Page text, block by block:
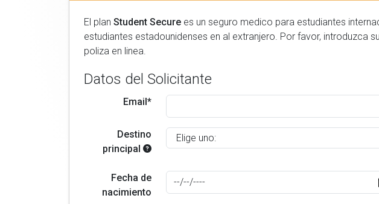
El plan Student Secure es un seguro medico para estudiantes internacionales. Esto incluye estudiantes
estudiantes estadounidenses en al extranjero. Por favor, introduzca sus datos a continuacion para recibir un presupuesto gratuito y luego comprar una
poliza en linea.
Datos del Solicitante
Email*
Destino
principal
Fecha de
nacimiento